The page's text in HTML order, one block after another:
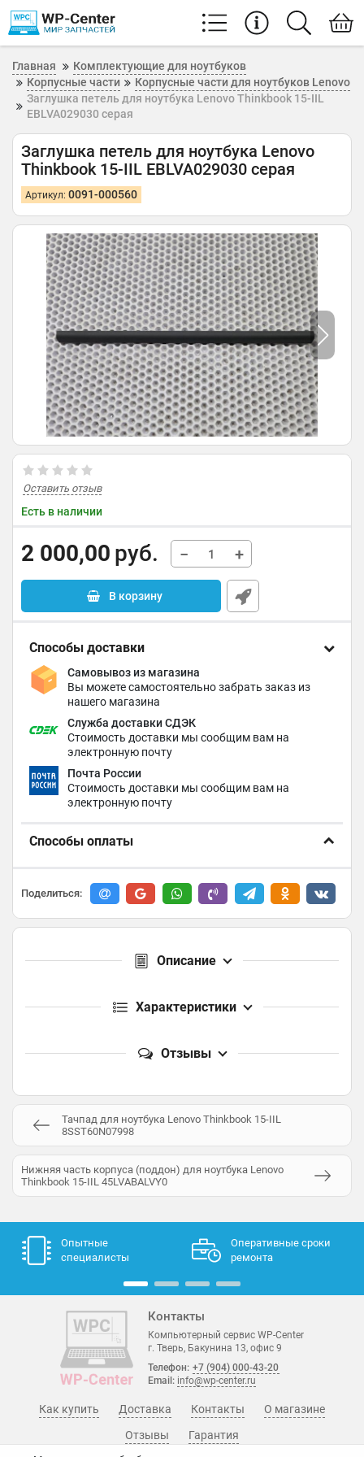
Главная
Комплектующие для ноутбуков
Корпусные части
Корпусные части для ноутбуков Lenovo
Заглушка петель для ноутбука Lenovo Thinkbook 15-IIL
EBLVA029030 серая
Заглушка петель для ноутбука Lenovo
Thinkbook 15-IIL EBLVA029030 серая
Артикул: 0091-000560
Оставить отзыв
Есть в наличии
2 000,00 руб. − +
В корзину
Способы доставки
Самовывоз из магазина
Вы можете самостоятельно забрать заказ из
нашего магазина
Служба доставки СДЭК
Стоимость доставки мы сообщим вам на
электронную почту
Почта России
Стоимость доставки мы сообщим вам на
электронную почту
Способы оплаты
Поделиться:
Описание
Характеристики
Отзывы
Тачпад для ноутбука Lenovo Thinkbook 15-IIL
8SST60N07998
Нижняя часть корпуса (поддон) для ноутбука Lenovo
Thinkbook 15-IIL 45LVABALVY0
Опытные
специалисты
Оперативные сроки
ремонта
Контакты
Компьютерный сервис WP-Center
г. Тверь, Бакунина 13, офис 9
Телефон: +7 (904) 000-43-20
Email: info@wp-center.ru
О магазине
Гарантия
Отзывы
Как купить Доставка Контакты